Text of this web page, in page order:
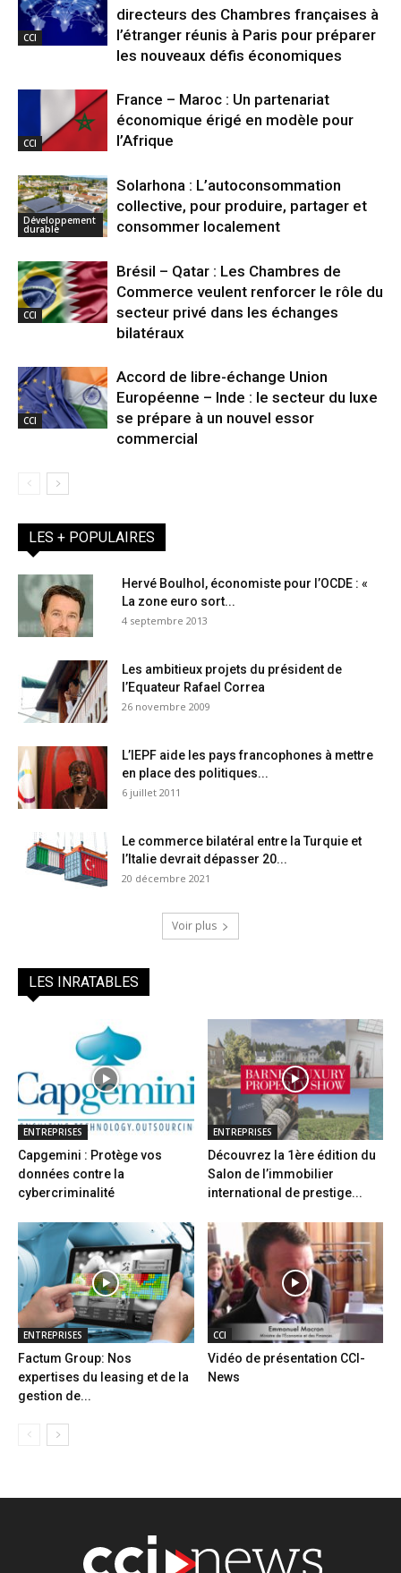
CCI
directeurs des Chambres françaises à
l’étranger réunis à Paris pour préparer
les nouveaux défis économiques
CCI
France – Maroc : Un partenariat
économique érigé en modèle pour
l’Afrique
Développement
durable
Solarhona : L’autoconsommation
collective, pour produire, partager et
consommer localement
CCI
Brésil – Qatar : Les Chambres de
Commerce veulent renforcer le rôle du
secteur privé dans les échanges
bilatéraux
CCI
Accord de libre-échange Union
Européenne – Inde : le secteur du luxe
se prépare à un nouvel essor
commercial
LES + POPULAIRES
Hervé Boulhol, économiste pour l’OCDE : «
La zone euro sort...
4 septembre 2013
Les ambitieux projets du président de
l’Equateur Rafael Correa
26 novembre 2009
L’IEPF aide les pays francophones à mettre
en place des politiques...
6 juillet 2011
Le commerce bilatéral entre la Turquie et
l’Italie devrait dépasser 20...
20 décembre 2021
Voir plus
LES INRATABLES
ENTREPRISES
Capgemini : Protège vos
données contre la
cybercriminalité
ENTREPRISES
Découvrez la 1ère édition du
Salon de l’immobilier
international de prestige...
ENTREPRISES
Factum Group: Nos
expertises du leasing et de la
gestion de...
CCI
Vidéo de présentation CCI-
News